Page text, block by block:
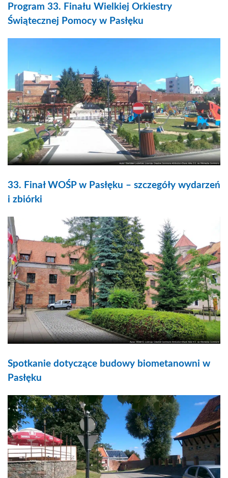
Program 33. Finału Wielkiej Orkiestry
Świątecznej Pomocy w Pasłęku
33. Finał WOŚP w Pasłęku – szczegóły wydarzeń
i zbiórki
Spotkanie dotyczące budowy biometanowni w
Pasłęku